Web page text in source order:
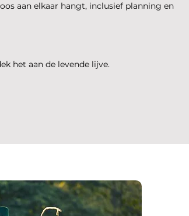
aan elkaar hangt, inclusief planning en
het aan de levende lijve.